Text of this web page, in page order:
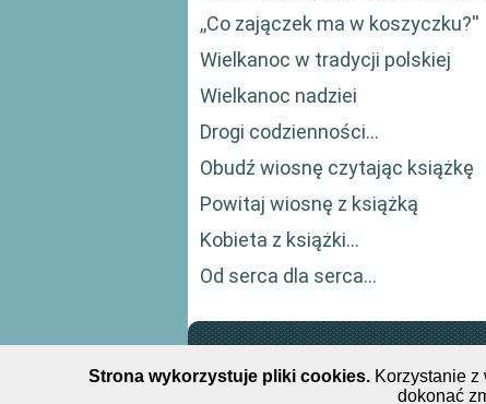
,,Co zajączek ma w koszyczku?''
Wielkanoc w tradycji polskiej
Wielkanoc nadziei
Drogi codzienności...
Obudź wiosnę czytając książkę
Powitaj wiosnę z książką
Kobieta z książki...
Od serca dla serca...
Miejsko-
Strona wykorzystuje pliki cookies. Korzystanie
dokonać